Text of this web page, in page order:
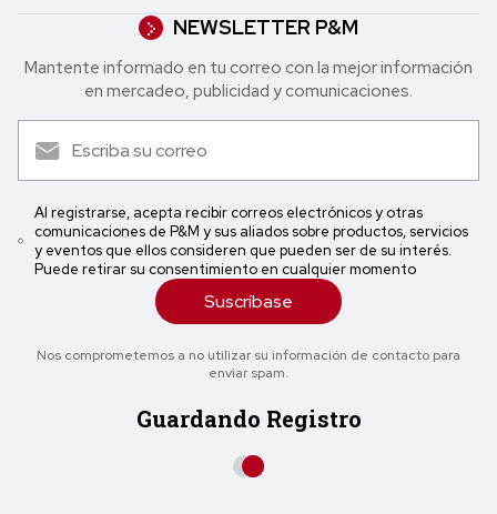
NEWSLETTER P&M
Mantente informado en tu correo con la mejor in formación
en mercadeo, publicidad y comunicaciones.
Al registrarse, acepta recibir correos electrónicos y otras
comunicaciones de P&M y sus aliados sobre productos, servicios
y eventos que ellos consideren que pueden ser de su interés.
Puede retirar su consentimiento en cualquier momento
Suscríbase
Nos comprometemos a no utilizar su información de contacto para
enviar spam.
Guardando Registro